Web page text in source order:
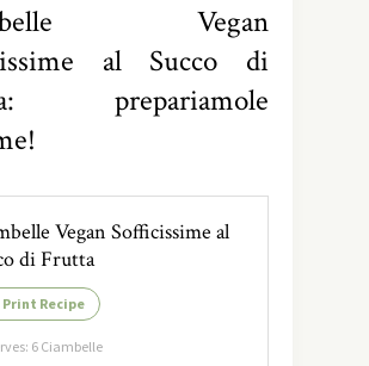
Vegan
al Succo di
prepariamole
Vegan Sofficissime al
di Frutta
Print Recipe
6 Ciambelle